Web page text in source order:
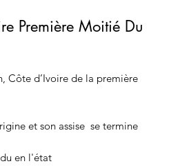
Première Moitié Du
Côte d’Ivoire de la première
et son assise se termine
en l'état